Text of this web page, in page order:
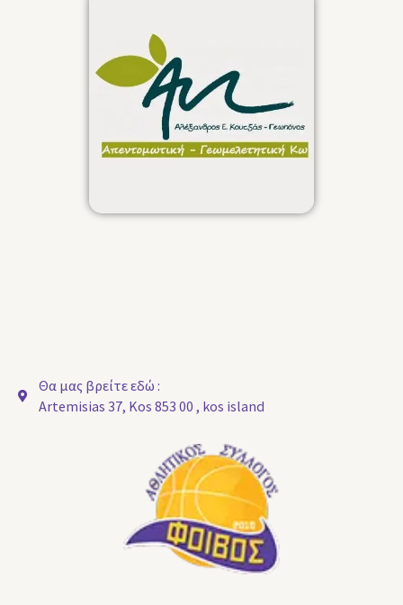
Θα μας βρείτε εδώ :
Artemisias 37, Kos 853 00 , kos island